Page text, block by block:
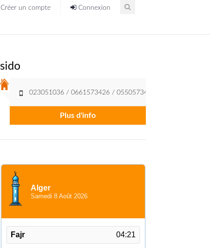
Créer un compte Connexion
sido
023051036 / 0661573426 / 0550573436
Plus d'info